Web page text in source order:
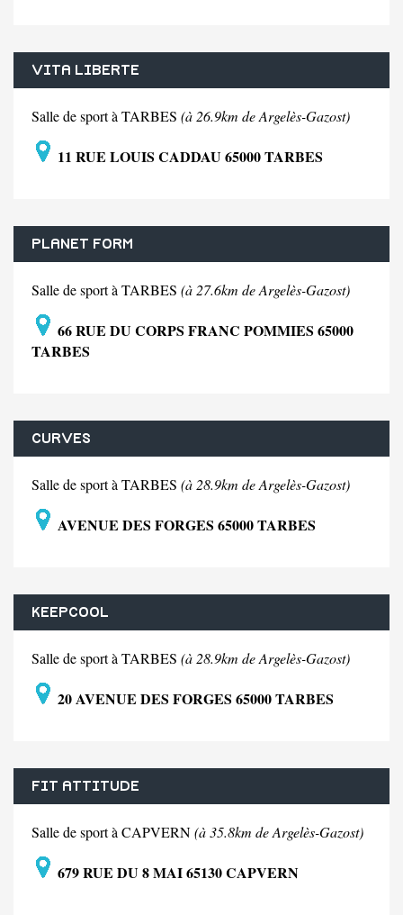
VITA LIBERTE
Salle de sport à TARBES (à 26.9km de Argelès-Gazost)
11 RUE LOUIS CADDAU 65000 TARBES
PLANET FORM
Salle de sport à TARBES (à 27.6km de Argelès-Gazost)
66 RUE DU CORPS FRANC POMMIES 65000
TARBES
CURVES
Salle de sport à TARBES (à 28.9km de Argelès-Gazost)
AVENUE DES FORGES 65000 TARBES
KEEPCOOL
Salle de sport à TARBES (à 28.9km de Argelès-Gazost)
20 AVENUE DES FORGES 65000 TARBES
FIT ATTITUDE
Salle de sport à CAPVERN(à 35.8km de Argelès-Gazost)
679 RUE DU 8 MAI 65130 CAPVERN